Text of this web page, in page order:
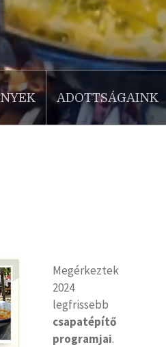
ADOTTSÁGAINK
Megérkeztek
2024
legfrissebb
csapatépítő
programjai.